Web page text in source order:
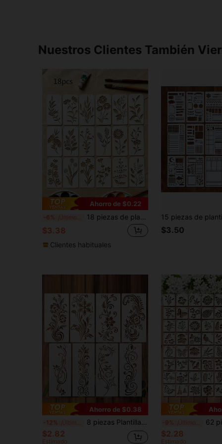
Nuestros Clientes También
Ahorro de $0.22
-6% 18 piezas de plantillas de flores y hojas huecas, DIY para pared, decoración del hogar, cerámica, telas, scrapbooking. Caja de regalo, decoración de tarjetas, pintura, herramientas creativas de enmascaramiento por pulverización
$3.38
Clientes habituales
$3.50
Ahorro de $0.38
-12% ¡Últimos 3 días 8 piezas Plantillas de estarcido con diseño floral, brocado, para pintar paredes y muebles. Se proporcionan 2 tamaños para satisfacer sus necesidades creativas. Plantillas de pintura lavables, flexibles y reutilizables, adecuadas para papel, decoración del hogar, manualidades DIY, creación de arte, arte mural, manualidades textiles, tarjetas de felicitación y regalos hechos en casa.
$2.82
Estimado
-9% ¡Últimos 3 días 62 piezas Plantillas de 3 pulgadas reutilizables para
$2.28
Estimado